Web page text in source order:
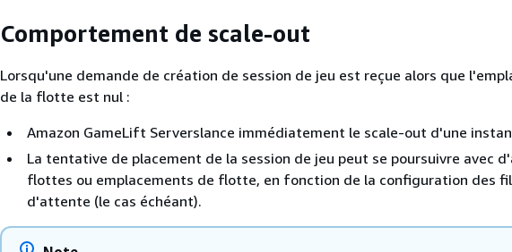
Comportement de scale-out
Lorsqu'une demande de création de session de jeu est reçue alors que
de la flotte est nul :
Amazon GameLift Serverslance immédiatement le scale-out d'une
La tentative de placement de la session de jeu peut se poursuivre avec
flottes ou emplacements de flotte, en fonction de la configuration des
d'attente (le cas échéant).